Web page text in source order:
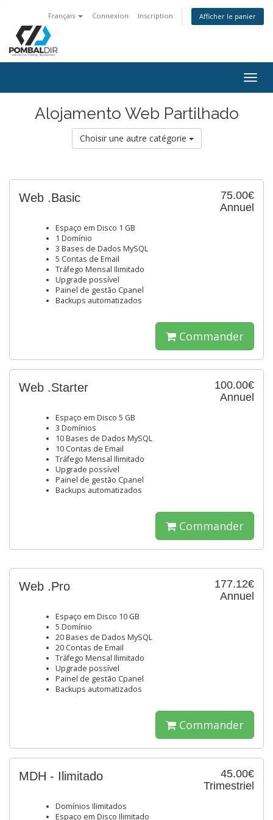
Français Connexion Inscription Afficher le panier
Alojamento Web Partilhado
Choisir une autre catégorie
75.00€
Annuel
Web .Basic
Espaço em Disco 1 GB
1 Domínio
3 Bases de Dados MySQL
5 Contas de Email
Tráfego Mensal Ilimitado
Upgrade possível
Painel de gestão Cpanel
Backups automatizados
Commander
100.00€
Annuel
Web .Starter
Espaço em Disco 5 GB
3 Domínios
10 Bases de Dados MySQL
10 Contas de Email
Tráfego Mensal Ilimitado
Upgrade possível
Painel de gestão Cpanel
Backups automatizados
Commander
177.12€
Annuel
Web .Pro
Espaço em Disco 10 GB
5 Domínio
20 Bases de Dados MySQL
20 Contas de Email
Tráfego Mensal Ilimitado
Upgrade possível
Painel de gestão Cpanel
Backups automatizados
Commander
45.00€
Trimestriel
MDH - Ilimitado
Domínios Ilimitados
Espaço em Disco Ilimitado